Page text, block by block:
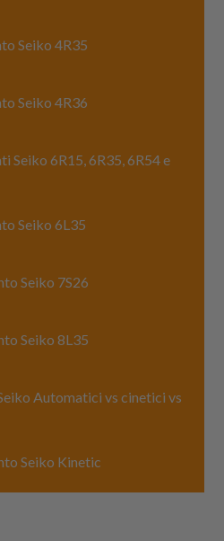
Seiko 4R35
Seiko 4R36
Seiko 6R15, 6R35, 6R54 e
Seiko 6L35
Seiko 7S26
Seiko 8L35
Automatici vs cinetici vs
Seiko Kinetic